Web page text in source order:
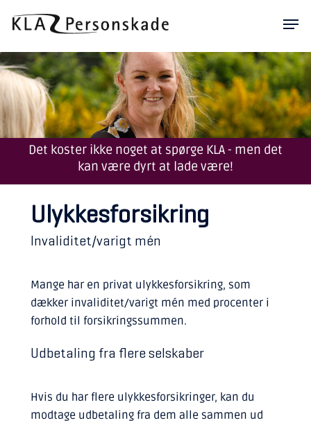
content
Det koster ikke noget at spørge KLA - men det
kan være dyrt at lade være!
Ulykkesforsikring
Invaliditet/varigt mén
Mange har en privat ulykkesforsikring, som
dækker invaliditet/varigt mén med procenter i
forhold til forsikringssummen.
Udbetaling fra flere selskaber
Hvis du har flere ulykkesforsikringer, kan du
modtage udbetaling fra dem alle sammen ud